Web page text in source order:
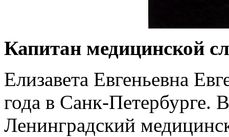
Капитан медицинской
Елизавета Евгеньевна
года в Санк-Петербурге.
Ленинградский